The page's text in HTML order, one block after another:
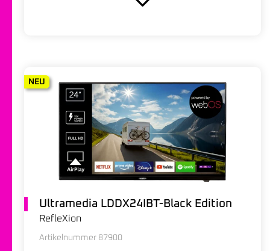
Ultramedia LDDX24IBT-Black Edition
RefleXion
Artikelnummer 87900
NEU